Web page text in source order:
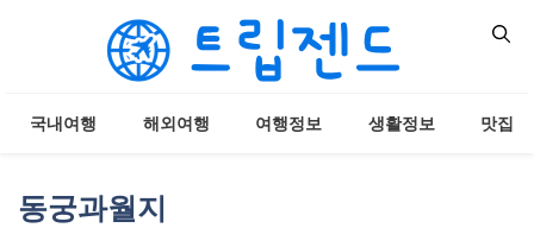
국내여행 해외여행 여행정보 생활정보 맛집
동궁과월지